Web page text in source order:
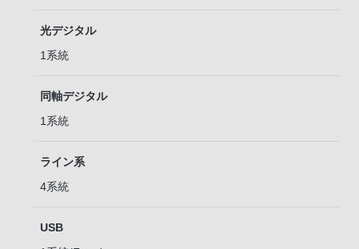
光デジタル
1系統
同軸デジタル
1系統
ライン系
4系統
USB